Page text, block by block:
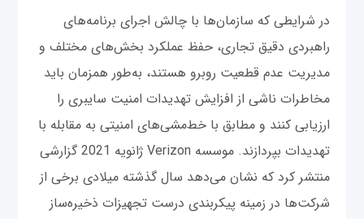
در شرایطی که سازمان‌ها با چالش اجرای برنامه‌های
راهبردی دقیق تجاری، حفظ عملکرد بخش‌های مختلف و
مدیریت عدم قطعیت روبرو هستند، به‌طور همزمان باید
مخاطرات ناشی از افزایش تهدیدات امنیت سایبری را
ارزیابی کنند و مطابق با خط‌مشی‌های امنیتی به مقابله با
تهدیدات بپردازند. موسسه Verizon ژانویه 2021 گزارشی
منتشر کرد که نشان می‌دهد سال گذشته میلادی برخی از
شرکت‌ها در زمینه پیکربندی درست تجهیزات ذخیره‌ساز